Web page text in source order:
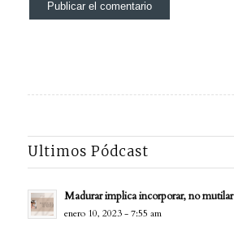
Ultimos Pódcast
Madurar implica incorporar, no mutilar
enero 10, 2023 - 7:55 am